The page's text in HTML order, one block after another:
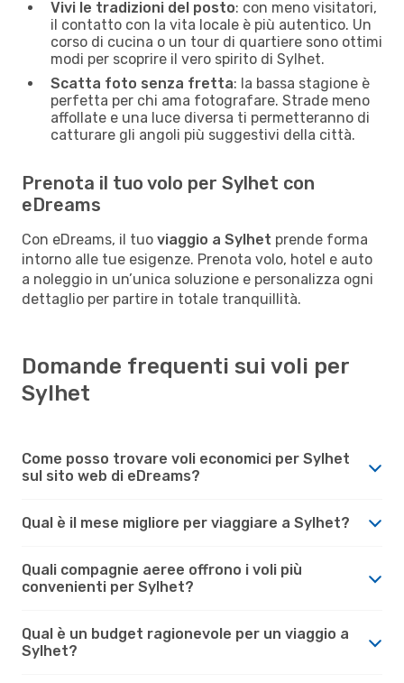
Vivi le tradizioni del posto: con meno visitatori,
il contatto con la vita locale è più autentico. Un
corso di cucina o un tour di quartiere sono ottimi
modi per scoprire il vero spirito di Sylhet.
Scatta foto senza fretta: la bassa stagione è
perfetta per chi ama fotografare. Strade meno
affollate e una luce diversa ti permetteranno di
catturare gli angoli più suggestivi della città.
Prenota il tuo volo per Sylhet con
eDreams
Con eDreams, il tuo viaggio a Sylhet prende forma
intorno alle tue esigenze. Prenota volo, hotel e auto
a noleggio in un’unica soluzione e personalizza ogni
dettaglio per partire in totale tranquillità.
Domande frequenti sui voli per
Sylhet
Come posso trovare voli economici per Sylhet
sul sito web di eDreams?
Qual è il mese migliore per viaggiare a Sylhet?
Quali compagnie aeree offrono i voli più
convenienti per Sylhet?
Qual è un budget ragionevole per un viaggio a
Sylhet?